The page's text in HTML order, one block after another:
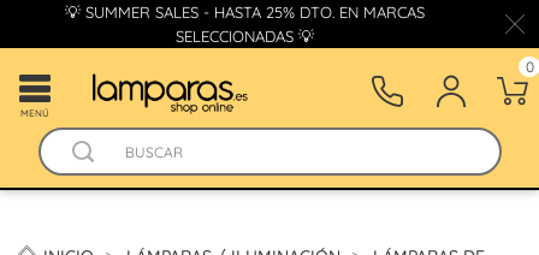
💡 SUMMER SALES - HASTA 25% DTO. EN MARCAS
SELECCIONADAS 💡
MENÚ
0